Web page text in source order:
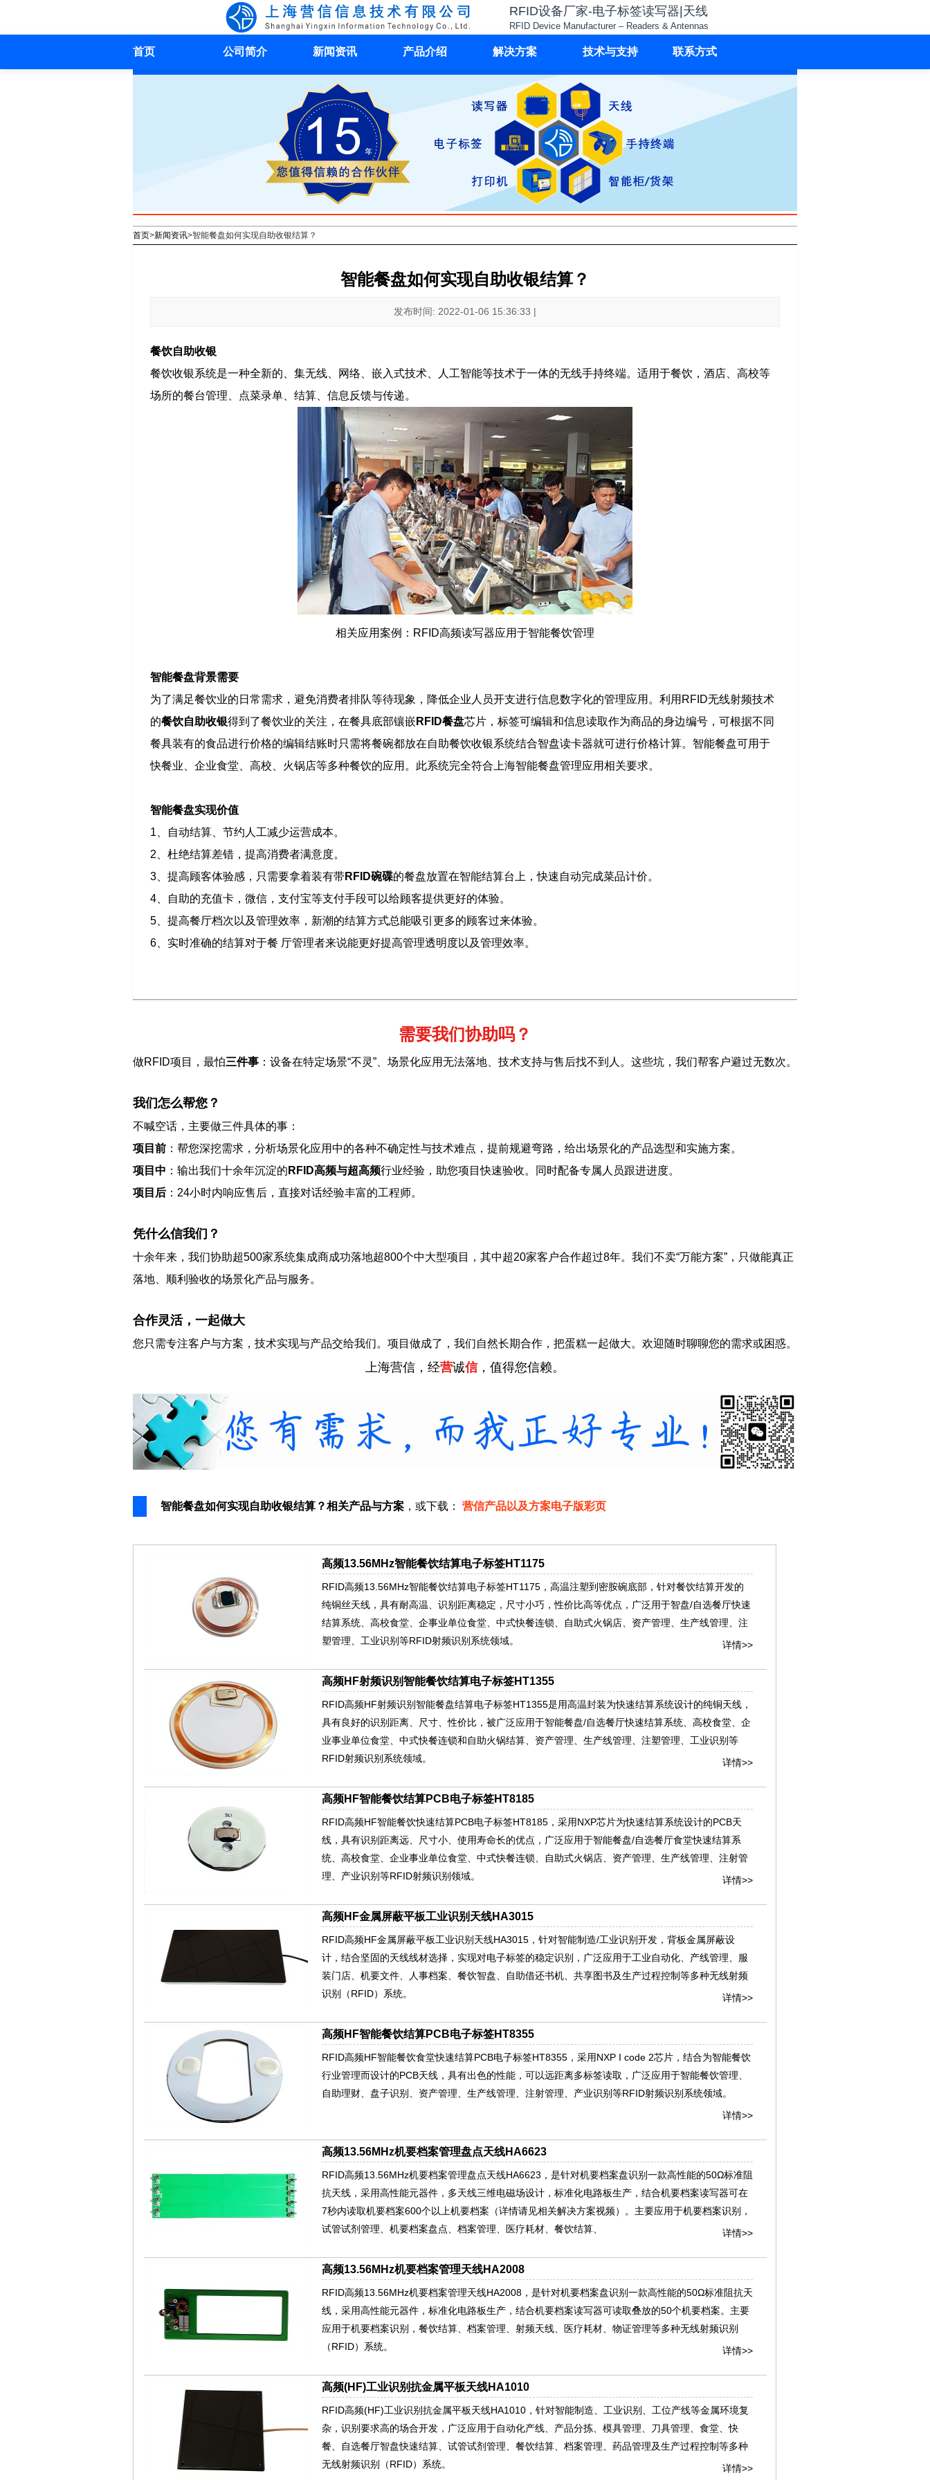
RFID设备厂家-电子标签读写器|天线
RFID Device Manufacturer – Readers & Antennas
首页 公司简介 新闻资讯 产品介绍 解决方案 技术与支持 联系方式
首页>新闻资讯>智能餐盘如何实现自助收银结算？
智能餐盘如何实现自助收银结算？
发布时间: 2022-01-06 15:36:33 |
餐饮自助收银
餐饮收银系统是一种全新的、集无线、网络、嵌入式技术、人工智能等技术于一体的无线手持终端。适用于餐饮，酒店、高校等
场所的餐台管理、点菜录单、结算、信息反馈与传递。
相关应用案例：RFID高频读写器应用于智能餐饮管理
智能餐盘背景需要
为了满足餐饮业的日常需求，避免消费者排队等待现象，降低企业人员开支进行信息数字化的管理应用。利用RFID无线射频技术
的餐饮自助收银得到了餐饮业的关注，在餐具底部镶嵌 RFID餐盘芯片，标签可编辑和信息读取作为商品的身边编号，可根据不同
餐具装有的食品进行价格的编辑结账时只需将餐碗都放在自助餐饮收银系统结合智盘读卡器就可进行价格计算。智能餐盘可用于
快餐业、企业食堂、高校、火锅店等多种餐饮的应用。此系统完全符合上海智能餐盘管理应用相关要求。
智能餐盘实现价值
1、自动结算、节约人工减少运营成本。
2、杜绝结算差错，提高消费者满意度。
3、提高顾客体验感，只需要拿着装有带RFID碗碟的餐盘放置在智能结算台上，快速自动完成菜品计价。
4、自助的充值卡，微信，支付宝等支付手段可以给顾客提供更好的体验。
5、提高餐厅档次以及管理效率，新潮的结算方式总能吸引更多的顾客过来体验。
6、实时准确的结算对于餐 厅管理者来说能更好提高管理透明度以及管理效率。
需要我们协助吗？
做RFID项目，最怕三件事 ：设备在特定场景“不灵”、场景化应用无法落地、技术支持与售后找不到人。这些坑，我们帮客户避过无数次。
我们怎么帮您？
不喊空话，主要做三件具体的事：
项目前 ：帮您深挖需求，分析场景化应用中的各种不确定性与技术难点，提前规避弯路，给出场景化的产品选型和实施方案。
项目中 ：输出我们十余年沉淀的 RFID高频与超高频行业经验，助您项目快速验收。同时配备专属人员跟进进度。
项目后 ：24小时内响应售后，直接对话经验丰富的工程师。
凭什么信我们？
十余年来，我们协助超500家系统集成商成功落地超800个中大型项目，其中超20家客户合作超过8年。我们不卖“万能方案”，只做能真正
落地、顺利验收的场景化产品与服务。
合作灵活，一起做大
您只需专注客户与方案，技术实现与产品交给我们。项目做成了，我们自然长期合作，把蛋糕一起做大。欢迎随时聊聊您的需求或困惑。
上海营信，经营诚信，值得您信赖。
智能餐盘如何实现自助收银结算？相关产品与方案 ，或下载： 营信产品以及方案电子版彩页
高频13.56MHz智能餐饮结算电子标签HT1175
RFID高频13.56MHz智能餐饮结算电子标签HT1175，高温注塑到密胺碗底部，针对餐饮结算开发的
纯铜丝天线，具有耐高温、识别距离稳定，尺寸小巧，性价比高等优点，广泛用于智盘/自选餐厅快速
结算系统、高校食堂、企事业单位食堂、中式快餐连锁、自助式火锅店、资产管理、生产线管理、注
塑管理、工业识别等RFID射频识别系统领域。
详情>>
高频HF射频识别智能餐饮结算电子标签HT1355
RFID高频HF射频识别智能餐盘结算电子标签HT1355是用高温封装为快速结算系统设计的纯铜天线，
具有良好的识别距离、尺寸、性价比，被广泛应用于智能餐盘/自选餐厅快速结算系统、高校食堂、企
业事业单位食堂、中式快餐连锁和自助火锅结算、资产管理、生产线管理、注塑管理、工业识别等
RFID射频识别系统领域。
详情>>
高频HF智能餐饮结算PCB电子标签HT8185
RFID高频HF智能餐饮快速结算PCB电子标签HT8185，采用NXP芯片为快速结算系统设计的PCB天
线，具有识别距离远、尺寸小、使用寿命长的优点，广泛应用于智能餐盘/自选餐厅食堂快速结算系
统、高校食堂、企业事业单位食堂、中式快餐连锁、自助式火锅店、资产管理、生产线管理、注射管
理、产业识别等RFID射频识别领域。
详情>>
高频HF金属屏蔽平板工业识别天线HA3015
RFID高频HF金属屏蔽平板工业识别天线HA3015，针对智能制造/工业识别开发，背板金属屏蔽设
计，结合坚固的天线线材选择，实现对电子标签的稳定识别，广泛应用于工业自动化、产线管理、服
装门店、机要文件、人事档案、餐饮智盘、自助借还书机、共享图书及生产过程控制等多种无线射频
识别（RFID）系统。
详情>>
高频HF智能餐饮结算PCB电子标签HT8355
RFID高频HF智能餐饮食堂快速结算PCB电子标签HT8355，采用NXP I code 2芯片，结合为智能餐饮
行业管理而设计的PCB天线，具有出色的性能，可以远距离多标签读取，广泛应用于智能餐饮管理、
自助理财、盘子识别、资产管理、生产线管理、注射管理、产业识别等RFID射频识别系统领域。
详情>>
高频13.56MHz机要档案管理盘点天线HA6623
RFID高频13.56MHz机要档案管理盘点天线HA6623，是针对机要档案盘识别一款高性能的50Ω标准阻
抗天线，采用高性能元器件，多天线三维电磁场设计，标准化电路板生产，结合机要档案读写器可在
7秒内读取机要档案600个以上机要档案（详情请见相关解决方案视频）。主要应用于机要档案识别，
试管试剂管理、机要档案盘点、档案管理、医疗耗材、餐饮结算、
详情>>
高频13.56MHz机要档案管理天线HA2008
RFID高频13.56MHz机要档案管理天线HA2008，是针对机要档案盘识别一款高性能的50Ω标准阻抗天
线，采用高性能元器件，标准化电路板生产，结合机要档案读写器可读取叠放的50个机要档案。主要
应用于机要档案识别，餐饮结算、档案管理、射频天线、医疗耗材、物证管理等多种无线射频识别
（RFID）系统。
详情>>
高频(HF)工业识别抗金属平板天线HA1010
RFID高频(HF)工业识别抗金属平板天线HA1010，针对智能制造、工业识别、工位产线等金属环境复
杂，识别要求高的场合开发，广泛应用于自动化产线、产品分拣、模具管理、刀具管理、食堂、快
餐、自选餐厅智盘快速结算、试管试剂管理、餐饮结算、档案管理、药品管理及生产过程控制等多种
无线射频识别（RFID）系统。
详情>>